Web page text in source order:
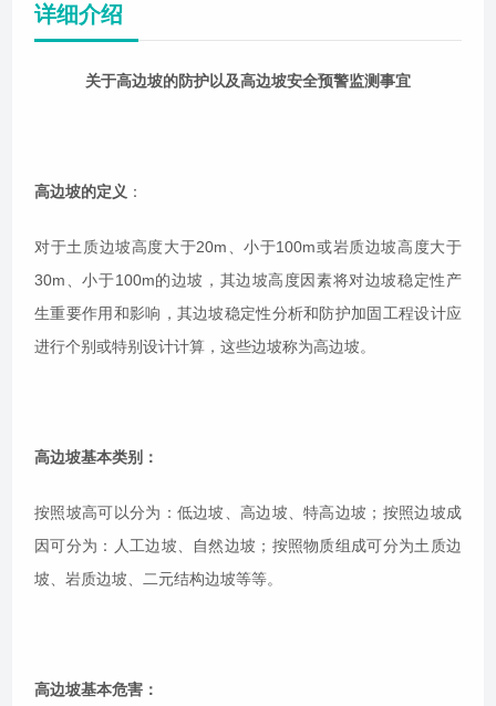
详细介绍
关于高边坡的防护以及高边坡安全预警监测事宜
高边坡的定义 ：
对于土质边坡高度大于20m、小于100m或岩质边坡高度大于
30m、小于100m的边坡，其边坡高度因素将对边坡稳定性产
生重要作用和影响，其边坡稳定性分析和防护加固工程设计应
进行个别或特别设计计算，这些边坡称为高边坡。
高边坡基本类别：
按照坡高可以分为：低边坡、高边坡、特高边坡；按照边坡成
因可分为：人工边坡、自然边坡；按照物质组成可分为土质边
坡、岩质边坡、二元结构边坡等等。
高边坡基本危害：